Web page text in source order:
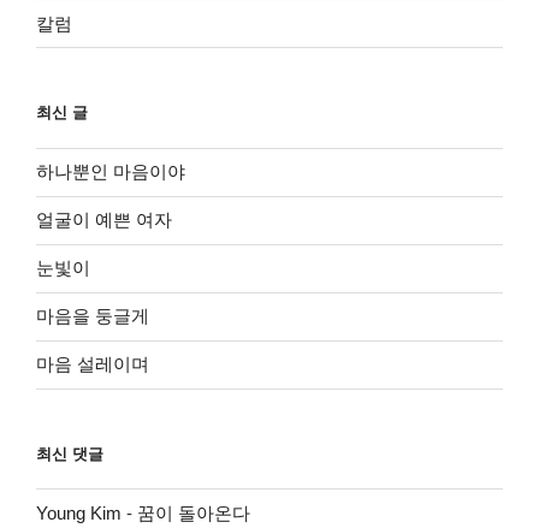
칼럼
최신 글
하나뿐인 마음이야
얼굴이 예쁜 여자
눈빛이
마음을 둥글게
마음 설레이며
최신 댓글
Young Kim - 꿈이 돌아온다